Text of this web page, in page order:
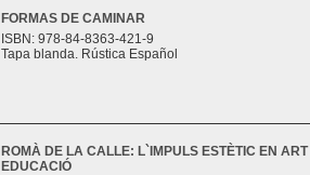
FORMAS DE CAMINAR
ISBN: 978-84-8363-421-9
Tapa blanda. Rústica Español
ROMÀ DE LA CALLE: L`IMPULS ESTÈTIC EN ART I
EDUCACIÓ